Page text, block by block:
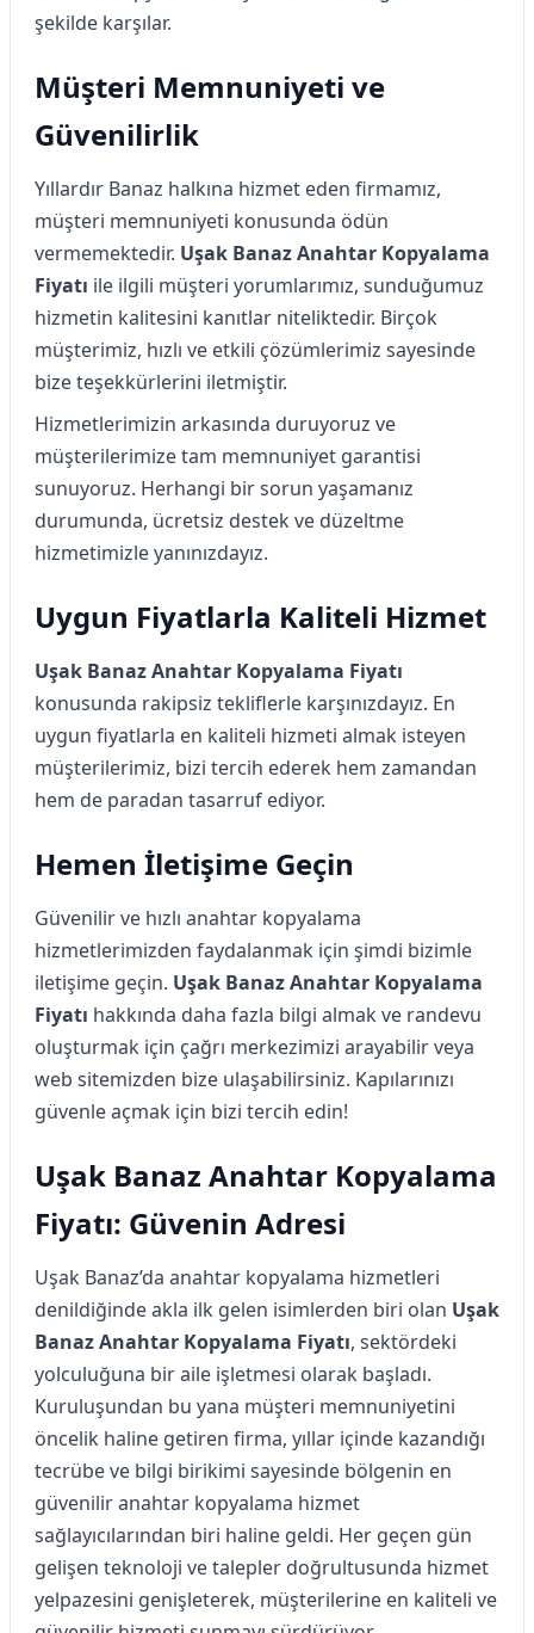
şekilde karşılar.
Müşteri Memnuniyeti ve
Güvenilirlik
Yıllardır Banaz halkına hizmet eden firmamız,
müşteri memnuniyeti konusunda ödün
vermemektedir. Uşak Banaz Anahtar Kopyalama
Fiyatı ile ilgili müşteri yorumlarımız, sunduğumuz
hizmetin kalitesini kanıtlar niteliktedir. Birçok
müşterimiz, hızlı ve etkili çözümlerimiz sayesinde
bize teşekkürlerini iletmiştir.
Hizmetlerimizin arkasında duruyoruz ve
müşterilerimize tam memnuniyet garantisi
sunuyoruz. Herhangi bir sorun yaşamanız
durumunda, ücretsiz destek ve düzeltme
hizmetimizle yanınızdayız.
Uygun Fiyatlarla Kaliteli Hizmet
Uşak Banaz Anahtar Kopyalama Fiyatı
konusunda rakipsiz tekliflerle karşınızdayız. En
uygun fiyatlarla en kaliteli hizmeti almak isteyen
müşterilerimiz, bizi tercih ederek hem zamandan
hem de paradan tasarruf ediyor.
Hemen İletişime Geçin
Güvenilir ve hızlı anahtar kopyalama
hizmetlerimizden faydalanmak için şimdi bizimle
iletişime geçin. Uşak Banaz Anahtar Kopyalama
Fiyatı hakkında daha fazla bilgi almak ve randevu
oluşturmak için çağrı merkezimizi arayabilir veya
web sitemizden bize ulaşabilirsiniz. Kapılarınızı
güvenle açmak için bizi tercih edin!
Uşak Banaz Anahtar Kopyalama
Fiyatı: Güvenin Adresi
Uşak Banaz’da anahtar kopyalama hizmetleri
denildiğinde akla ilk gelen isimlerden biri olan Uşak
Banaz Anahtar Kopyalama Fiyatı, sektördeki
yolculuğuna bir aile işletmesi olarak başladı.
Kuruluşundan bu yana müşteri memnuniyetini
öncelik haline getiren firma, yıllar içinde kazandığı
tecrübe ve bilgi birikimi sayesinde bölgenin en
güvenilir anahtar kopyalama hizmet
sağlayıcılarından biri haline geldi. Her geçen gün
gelişen teknoloji ve talepler doğrultusunda hizmet
yelpazesini genişleterek, müşterilerine en kaliteli ve